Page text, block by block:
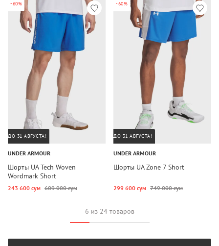
-60%
ДО 31 АВГУСТА!
UNDER ARMOUR
Шорты UA Tech Woven
Wordmark Short
243 600 сум 609 000 сум
-60%
ДО 31 АВГУСТА!
UNDER ARMOUR
Шорты UA Zone 7 Short
299 600 сум 749 000 сум
6 из 24 товаров